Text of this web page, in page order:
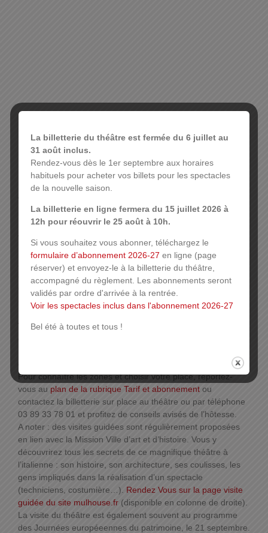
Bus :Ligne 15 – arrêt Wicky
Ligne 14, 18, 58 – arrêt République
Vélocité :
station n° 18 – 14 avenue Auguste Wicky
Station n° 10 – rue de la Sinne devant l’église Sainte-Etienne
A vélo :
des arceaux vélos sont disponibles à côté du théâtre
Citiz :station Trois rois, 10 Rue Jacques Preiss ou Mulhouse
Gare 8 avenue du général Leclerc. Plus d’infos
Toutes les places sont-elles identiques ? Comment
d’avantage, la zone 4 ne permettant pas une vue optimale.
Pour connaître les zones et choisir votre place, reportez-
vous au plan de la rubrique Tarif et abonnement ou
contactez la billetterie sur place au théâtre ou par téléphone
03 89 33 78 01 et profitez de conseils avisés de l’hôtesse.
A noter : des visites guidées sont régulièrement proposées
en lien avec la Mission Ville d’art et d’histoire. Vous y
découvrirez tous les secrets de ce magnifique théâtre à
l’italienne : son histoire, son architecture, ses coulisses, les
gens impliqués dans la réalisation d’un spectacle
(techniciens, costumière…). Rendez Vous sur la page visite
guidée du site mulhouse.fr (disponible en colonne de droite).
La visite du théâtre est également souvent au programme
des Journées européeennes du patrimoine, le 21 septembre.
La billetterie du théâtre est fermée du 6 juillet au
31 août inclus.
Rendez-vous dès le 1er septembre aux horaires
habituels pour acheter vos billets pour les spectacles
de la nouvelle saison.
La billetterie en ligne fermera du 15 juillet 2026 à
12h pour réouvrir le 25 août à 10h.
Si vous souhaitez vous abonner, téléchargez le
formulaire d’abonnement 2026-27 en ligne (page
réserver) et envoyez-le à la billetterie du théâtre,
accompagné du règlement. Les abonnements seront
validés par ordre d'arrivée à la rentrée.
Voir les spectacles inclus dans l'abonnement 2026-27
Bel été à toutes et tous !